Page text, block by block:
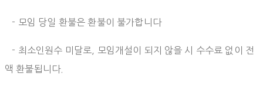
- 모임 당일 환불은 환불이 불가합니다
- 최소인원수 미달로, 모임개설이 되지 않을 시 수수료 없이 전
액 환불됩니다.